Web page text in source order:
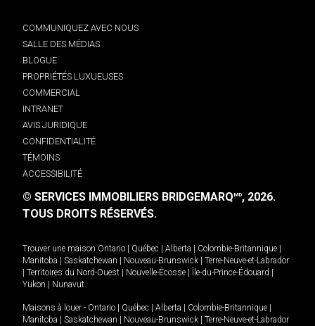
COMMUNIQUEZ AVEC NOUS
SALLE DES MÉDIAS
BLOGUE
PROPRIÉTÉS LUXUEUSES
COMMERCIAL
INTRANET
AVIS JURIDIQUE
CONFIDENTIALITÉ
TÉMOINS
ACCESSIBILITÉ
© SERVICES IMMOBILIERS BRIDGEMARQMD, 2026.
TOUS DROITS RÉSERVÉS.
Trouver une maison Ontario Québec Alberta Colombie-Britannique
Manitoba
Saskatchewan Nouveau-Brunswick
Terre-Neuve-et-Labrador
Territoires du Nord-Ouest Nouvelle-Écosse Île-du-Prince-Édouard
Yukon
Nunavut.
Maisons à louer - Ontario Québec Alberta Colombie-Britannique
Manitoba
Saskatchewan Nouveau-Brunswick
Terre-Neuve-et-Labrador